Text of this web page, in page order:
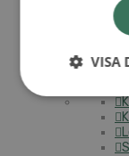
LOGGA IN
VISA